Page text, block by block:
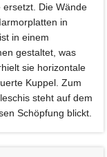
Die Wände
in
in einem
gestaltet, was
sie horizontale
Kuppel. Zum
steht auf dem
Schöpfung blickt.